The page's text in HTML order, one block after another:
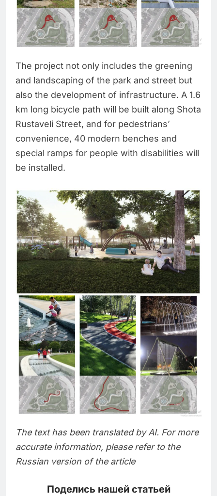
The project not only includes the greening
and landscaping of the park and street but
also the development of infrastructure. A 1.6
km long bicycle path will be built along Shota
Rustaveli Street, and for pedestrians’
convenience, 40 modern benches and
special ramps for people with disabilities will
be installed.
The text has been translated by AI. For more
accurate information, please refer to the
Russian version of the article
Поделись нашей статьей